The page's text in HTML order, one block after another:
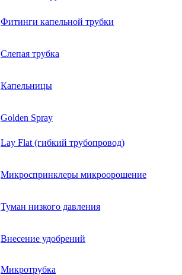
Фитинги капельной трубки
Слепая трубка
Капельницы
Golden Spray
Lay Flat (гибкий трубопровод)
Микроспринклеры микроорошение
Туман низкого давления
Внесение удобрений
Микротрубка